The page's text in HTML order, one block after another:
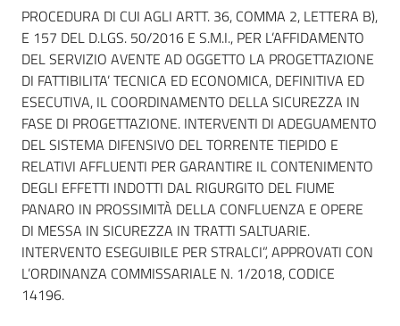
telematiche
English
site
Seguici
su
Dati del bando
PROCEDURA DI CUI AGLI ARTT. 36, COMMA 2, LETTERA B),
E 157 DEL D.LGS. 50/2016 E S.M.I., PER L’AFFIDAMENTO
DEL SERVIZIO AVENTE AD OGGETTO LA PROGETTAZIONE
DI FATTIBILITA’ TECNICA ED ECONOMICA, DEFINITIVA ED
ESECUTIVA, IL COORDINAMENTO DELLA SICUREZZA IN
FASE DI PROGETTAZIONE. INTERVENTI DI ADEGUAMENTO
DEL SISTEMA DIFENSIVO DEL TORRENTE TIEPIDO E
RELATIVI AFFLUENTI PER GARANTIRE IL CONTENIMENTO
DEGLI EFFETTI INDOTTI DAL RIGURGITO DEL FIUME
PANARO IN PROSSIMITÀ DELLA CONFLUENZA E OPERE
DI MESSA IN SICUREZZA IN TRATTI SALTUARIE.
INTERVENTO ESEGUIBILE PER STRALCI”, APPROVATI CON
L’ORDINANZA COMMISSARIALE N. 1/2018, CODICE
14196.